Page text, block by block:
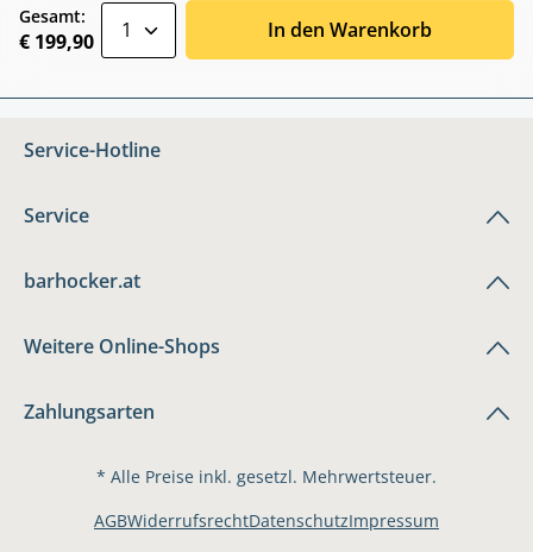
Gesamt:
€ 199,90 In den Warenkorb
Service-Hotline
Service
barhocker.at
Weitere Online-Shops
Zahlungsarten
* Alle Preise inkl. gesetzl. Mehrwertsteuer.
AGBWiderrufsrechtDatenschutzImpressum